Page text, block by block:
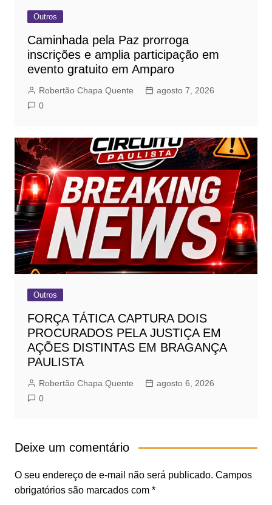
Outros
Caminhada pela Paz prorroga
inscrições e amplia participação em
evento gratuito em Amparo
Robertão Chapa Quente
agosto 7, 2026
0
Outros
FORÇA TÁTICA CAPTURA DOIS
PROCURADOS PELA JUSTIÇA EM
AÇÕES DISTINTAS EM BRAGANÇA
PAULISTA
Robertão Chapa Quente
agosto 6, 2026
0
Deixe um comentário
O seu endereço de e-mail não será publicado. Campos
obrigatórios são marcados com *